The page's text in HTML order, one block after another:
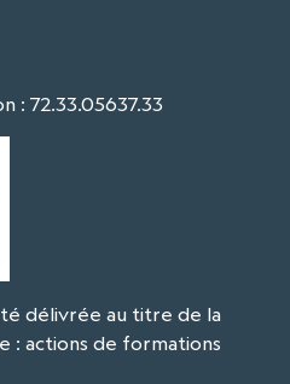
: 72.33.05637.33
délivrée au titre de la
: actions de formations